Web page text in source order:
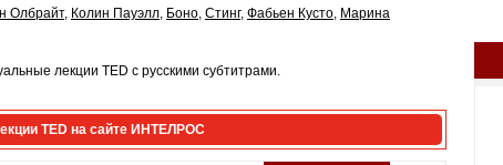
Олбрайт, Колин Пауэлл, Боно, Стинг, Фабьен Кусто, Марина
лекции TED с русскими субтитрами.
TED на сайте ИНТЕЛРОС